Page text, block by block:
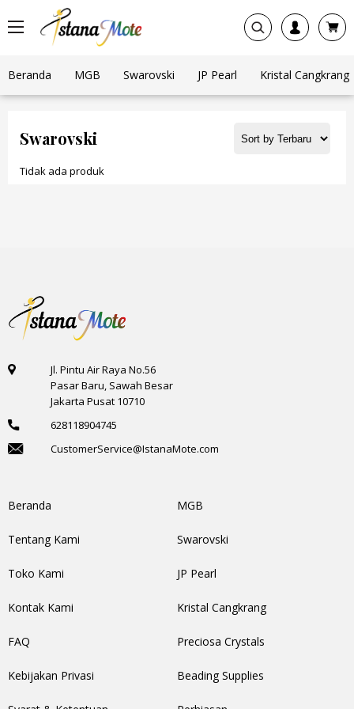
Beranda MGB Swarovski JP Pearl Kristal Cangkrang
Swarovski
Tidak ada produk
Jl. Pintu Air Raya No.56
Pasar Baru, Sawah Besar
Jakarta Pusat 10710
628118904745
CustomerService@IstanaMote.com
Beranda
Tentang Kami
Toko Kami
Kontak Kami
FAQ
Kebijakan Privasi
MGB
Swarovski
JP Pearl
Kristal Cangkrang
Preciosa Crystals
Beading Supplies